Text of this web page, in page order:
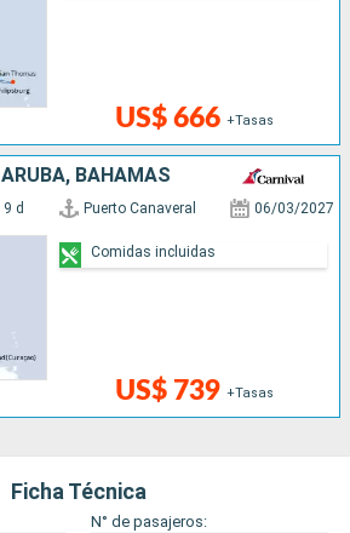
US$ 666 +Tasas
BAHAMAS
9 d Puerto Canaveral 06/03/2027
US$ 739 +Tasas
Comidas incluidas
Ficha Técnica
N° de pasajeros: